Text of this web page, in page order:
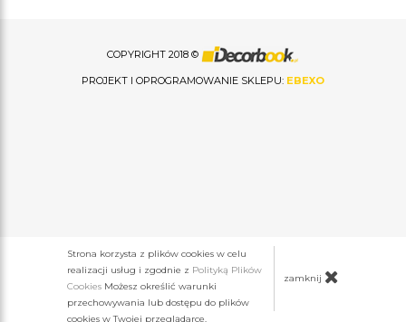
COPYRIGHT 2018 ©
PROJEKT I OPROGRAMOWANIE SKLEPU: EBEXO
Strona korzysta z plików cookies w celu
realizacji usług i zgodnie z Polityką Plików
Cookies Możesz określić warunki
przechowywania lub dostępu do plików
cookies w Twojej przeglądarce.
zamknij